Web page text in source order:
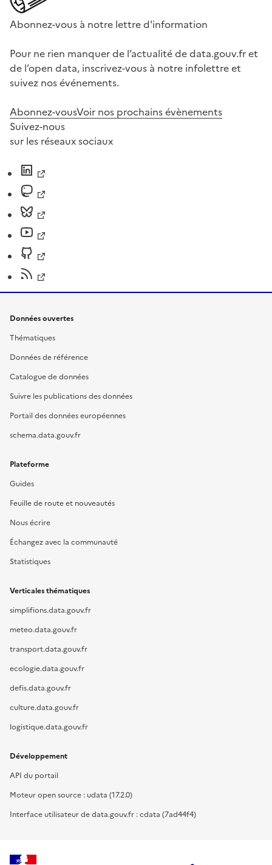
Abonnez-vous à notre lettre d'information
Pour ne rien manquer de l’actualité de data.gouv.fr et
de l’open data, inscrivez-vous à notre infolettre et
suivez nos événements.
Abonnez-vousVoir nos prochains évènements
Suivez-nous
sur les réseaux sociaux
Données ouvertes
Thématiques
Données de référence
Catalogue de données
Suivre les publications des données
Portail des données européennes
schema.data.gouv.fr
Plateforme
Guides
Feuille de route et nouveautés
Nous écrire
Échangez avec la communauté
Statistiques
Verticales thématiques
simplifions.data.gouv.fr
meteo.data.gouv.fr
transport.data.gouv.fr
ecologie.data.gouv.fr
defis.data.gouv.fr
culture.data.gouv.fr
logistique.data.gouv.fr
Développement
API du portail
Moteur open source : udata (17.2.0)
Interface utilisateur de data.gouv.fr : cdata (7ad44f4)